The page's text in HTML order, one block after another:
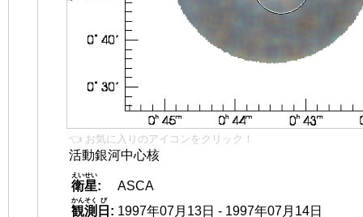
👈 お気に入りのアイコンをクリック！
活動銀河中心核
衛星
えいせい
:
ASCA
観測
かんそく
日
び
: 1997年07月13日 - 1997年07月14日